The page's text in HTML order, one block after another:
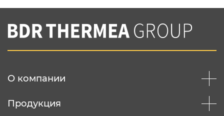
Вы соглашаетесь с нашей политикой
конфеденциальности
О компании
Продукция